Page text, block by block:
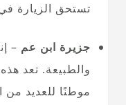
تستحق الزيارة
جزيرة ابن عم –
والطبيعة. تعد
موطنًا للعديد من